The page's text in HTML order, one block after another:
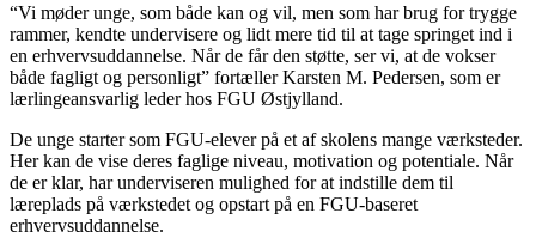
“Vi møder unge, som både kan og vil, men som har brug for trygge
rammer, kendte undervisere og lidt mere tid til at tage springet ind i
en erhvervsuddannelse. Når de får den støtte, ser vi, at de vokser
både fagligt og personligt” fortæller Karsten M. Pedersen, som er
lærlingeansvarlig leder hos FGU Østjylland.
De unge starter som FGU-elever på et af skolens mange værksteder.
Her kan de vise deres faglige niveau, motivation og potentiale. Når
de er klar, har underviseren mulighed for at indstille dem til
læreplads på værkstedet og opstart på en FGU-baseret
erhvervsuddannelse.